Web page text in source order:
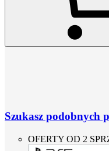
Szukasz podobnych
OFERTY OD 2